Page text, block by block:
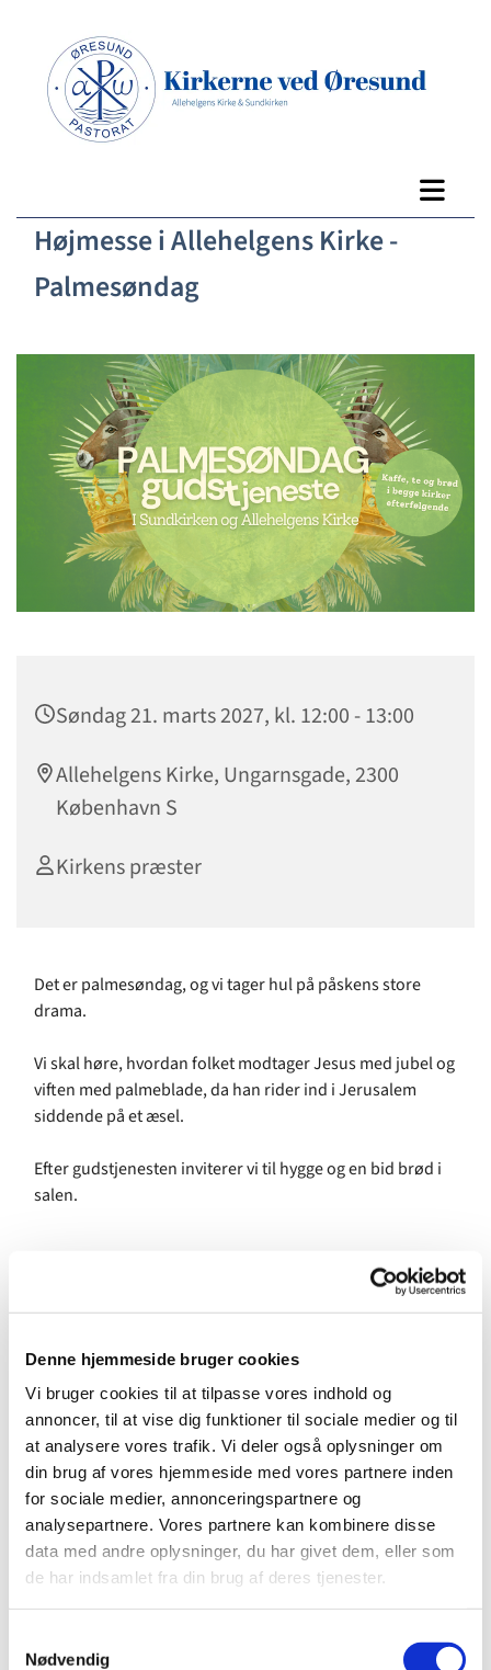
Denne hjemmeside bruger cookies
Vi bruger cookies til at tilpasse vores indhold og
annoncer, til at vise dig funktioner til sociale medier og til
at analysere vores trafik. Vi deler også oplysninger om
din brug af vores hjemmeside med vores partnere inden
for sociale medier, annonceringspartnere og
analysepartnere. Vores partnere kan kombinere disse
data med andre oplysninger, du har givet dem, eller som
de har indsamlet fra din brug af deres tjenester.
Nødvendig
Højmesse i Allehelgens Kirke -
Palmesøndag
Søndag 21. marts 2027, kl. 12:00 - 13:00
Allehelgens Kirke, Ungarnsgade, 2300
København S
Kirkens præster
Det er palmesøndag, og vi tager hul på påskens store
drama.
Vi skal høre, hvordan folket modtager Jesus med jubel og
viften med palmeblade, da han rider ind i Jerusalem
siddende på et æsel.
Efter gudstjenesten inviterer vi til hygge og en bid brød i
salen.